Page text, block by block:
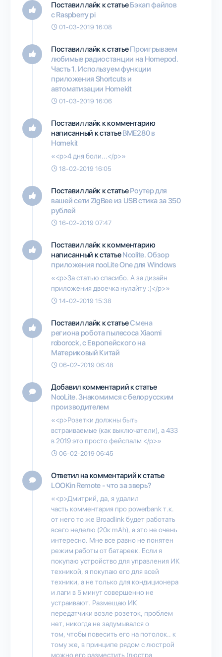
Поставил лайк к статьеБэкап файлов
с Raspberry pi
01-03-2019 16:08
Поставил лайк к статьеПроигрываем
любимые радиостанции на Homepod.
Часть 1. Используем функции
приложения Shortcuts и
автоматизации Homekit
01-03-2019 16:06
Поставил лайк к комментарию
написанный к статьеBME280 в
Homekit
«<p>4 дня боли...</p>»
18-02-2019 16:05
Поставил лайк к статьеРоутер для
вашей сети ZigBee из USB стика за 350
рублей
16-02-2019 07:47
Поставил лайк к комментарию
написанный к статьеNoolite. Обзор
приложения nooLite One для Windows
«<p>За статью спасибо. А за дизайн
приложения двоечка нулайту :)</p>»
14-02-2019 15:38
Поставил лайк к статьеСмена
региона робота пылесоса Xiaomi
roborock, c Европейского на
Материковый Китай
06-02-2019 06:48
Добавил комментарий к статье
NooLite. Знакомимся с белорусским
производителем
«<p>Розетки должны быть
встраиваемые (как выключатели), а 433
в 2019 это просто фейспалм </p>»
06-02-2019 06:45
Ответил на комментарий к статье
LOOKin Remote - что за зверь?
«<p>Дмитрий, да, я удалил
часть комментария про powerbank т.к.
от него то же Broadlink будет работать
всего неделю (20к mAh), а это не очень
интересно. Мне все равно не понятен
режим работы от батареек. Если я
покупаю устройство для управления ИК
техникой, я покупаю его для всей
техники, а не только для кондиционера
и лаги в 5 минут совершенно не
устраивают. Размещаю ИК
передатчики возле розеток, проблем
нет, никогда не задумывался о
том, чтобы повесить его на потолок.. к
тому же, в принципе рядом с люстрой
можно его разместить (люстра